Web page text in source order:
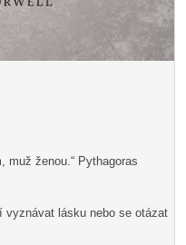
muž ženou.“ Pythagoras
vyznávat lásku nebo se otázat